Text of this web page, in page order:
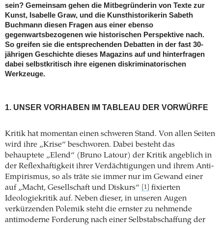
sein? Gemeinsam gehen die Mitbegründerin von Texte zur
Kunst, Isabelle Graw, und die Kunsthistorikerin Sabeth
Buchmann diesen Fragen aus einer ebenso
gegenwartsbezogenen wie historischen Perspektive nach.
So greifen sie die entsprechenden Debatten in der fast 30-
jährigen Geschichte dieses Magazins auf und hinterfragen
dabei selbstkritisch ihre eigenen diskriminatorischen
Werkzeuge.
1. UNSER VORHABEN IM TABLEAU DER VORWÜRFE
Kritik hat momentan einen schweren Stand. Von allen Seiten
wird ihre „Krise“ beschworen. Dabei besteht das
behauptete „Elend“ (Bruno Latour) der Kritik angeblich in
der Reflexhaftigkeit ihrer Verdächtigungen und ihrem Anti-
Empirismus, so als träte sie immer nur im Gewand einer
auf „Macht, Gesellschaft und Diskurs“
[1]
fixierten
Ideologiekritik auf. Neben dieser, in unseren Augen
verkürzenden Polemik steht die ernster zu nehmende
antimoderne Forderung nach einer Selbstabschaffung der